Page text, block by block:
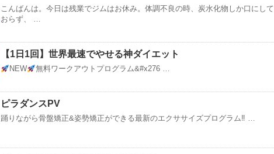
こんばんは。今日は残業でジムはお休み。体調不良の時、炭水化物しか口にして
おらず、 …
【1日1回】世界最速でやせる神ダイエット
NEW 無料ワークアウトプログラム&#x276 …
ピラダンスPV
踊りながら骨盤矯正&姿勢矯正ができる最新のエクササイズプログラム‼︎ …